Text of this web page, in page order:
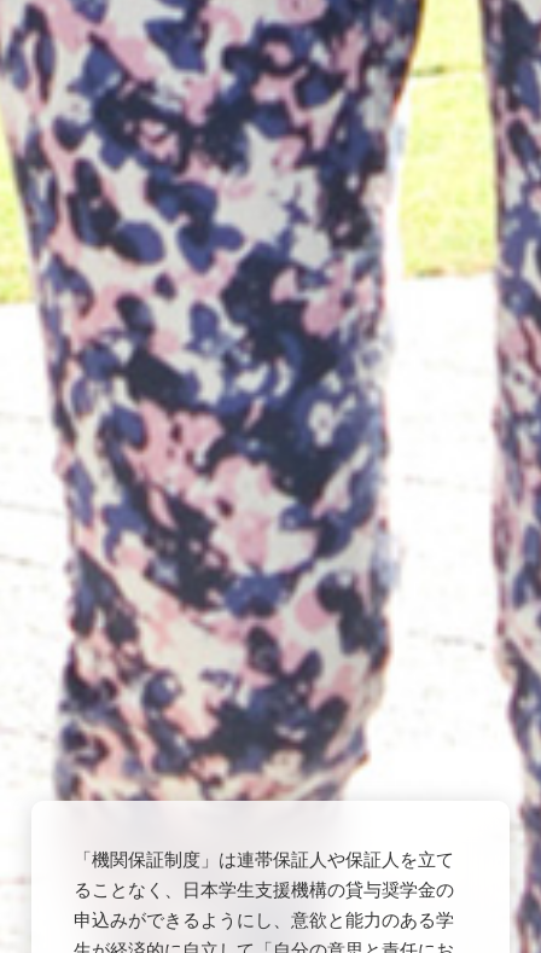
「機関保証制度」は連帯保証人や保証人を立て
ることなく、日本学生支援機構の貸与奨学金の
申込みができるようにし、意欲と能力のある学